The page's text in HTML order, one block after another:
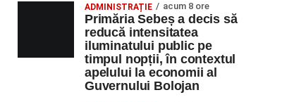
ADMINISTRAȚIE acum 8 ore
Primăria Sebeș a decis să
reducă intensitatea
iluminatului public pe
timpul nopții, în contextul
apelului la economii al
Guvernului Bolojan